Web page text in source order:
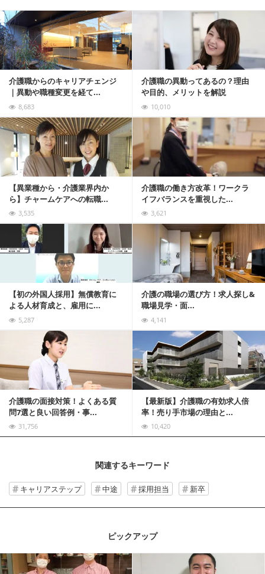
介護職からのキャリアチェンジ
｜異動や職種変更を経て...
8,683
介護職の異動ってあるの？理由
や目的、メリットを解説
10,010
記事を読む
【異業種から・介護業界内か
ら】チャームケアへの転職...
3,535
介護職の働き方改革！ワークラ
イフバランスを重視した...
3,621
記事を読む
【初の外国人採用】無償教育に
よる人材育成と、雇用に...
5,287
介護の職場の選び方！求人探し&
職場見学・面...
4,141
記事を読む
介護職の面接対策！よくある質
問7選と良い回答例・事...
31,756
【最新版】介護職の有効求人倍
率！売り手市場の理由と...
10,420
関連するキーワード
キャリアステップ 中途 採用担当 新卒
ピックアップ
記事を読む